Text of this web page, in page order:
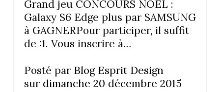
Grand jeu CONCOURS NOËL :
Galaxy S6 Edge plus par SAMSUNG
à GAGNERPour participer, il suffit
de :1. Vous inscrire à…
Posté par Blog Esprit Design
sur dimanche 20 décembre 2015